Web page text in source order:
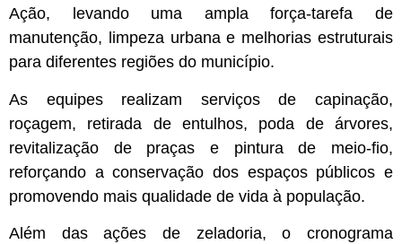
Ação, levando uma ampla força-tarefa de
manutenção, limpeza urbana e melhorias estruturais
para diferentes regiões do município.
As equipes realizam serviços de capinação,
roçagem, retirada de entulhos, poda de árvores,
revitalização de praças e pintura de meio-fio,
reforçando a conservação dos espaços públicos e
promovendo mais qualidade de vida à população.
Além das ações de zeladoria, o cronograma